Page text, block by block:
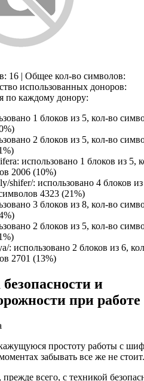
16 | Общее кол-во символов:
использованных доноров:
по каждому донору:
1 блоков из 5, кол-во
2 блоков из 5, кол-во
использовано 1 блоков из 5,
2006 (10%)
shifer/: использовано 4 блоков
4323 (21%)
3 блоков из 8, кол-во
2 блоков из 5, кол-во
: использовано 2 блоков из 6,
2701 (13%)
и
при работе
простоту работы с
забывать все же не стоит.
всего, с техникой